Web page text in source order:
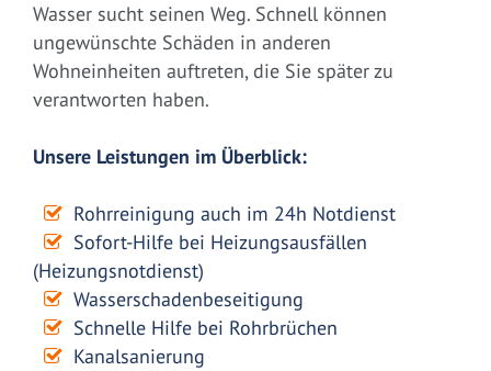
Wasser sucht seinen Weg. Schnell können
ungewünschte Schäden in anderen
Wohneinheiten auftreten, die Sie später zu
verantworten haben.
Unsere Leistungen im Überblick:
Rohrreinigung auch im 24h Notdienst
Sofort-Hilfe bei Heizungsausfällen
(Heizungsnotdienst)
Wasserschadenbeseitigung
Schnelle Hilfe bei Rohrbrüchen
Kanalsanierung